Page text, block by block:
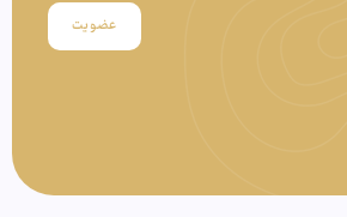
عضویت